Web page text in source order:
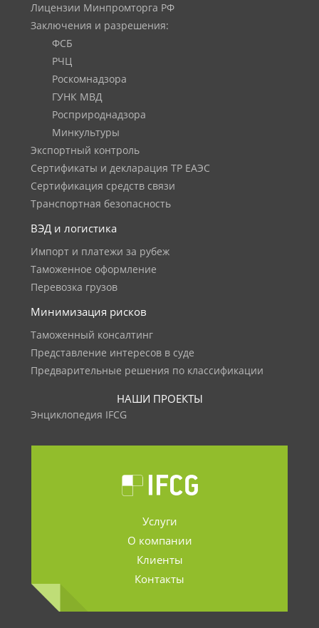
Лицензии Минпромторга РФ
Заключения и разрешения:
ФСБ
РЧЦ
Роскомнадзора
ГУНК МВД
Росприроднадзора
Минкультуры
Экспортный контроль
Сертификаты и декларация ТР ЕАЭС
Сертификация средств связи
Транспортная безопасность
ВЭД и логистика
Импорт и платежи за рубеж
Таможенное оформление
Перевозка грузов
Минимизация рисков
Таможенный консалтинг
Представление интересов в суде
Предварительные решения по классификации
НАШИ ПРОЕКТЫ
Энциклопедия IFCG
Услуги
О компании
Клиенты
Контакты